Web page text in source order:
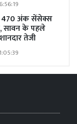
470 अंक सेंसेक्स
सावन के पहले
तेजी